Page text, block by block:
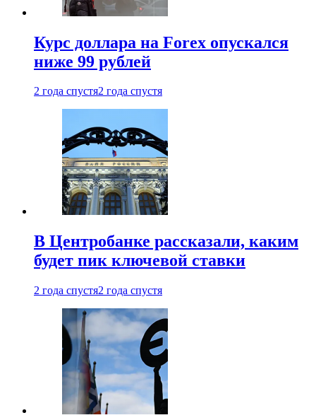
Курс доллара на Forex опускался
ниже 99 рублей
2 года спустя2 года спустя
В Центробанке рассказали, каким
будет пик ключевой ставки
2 года спустя2 года спустя